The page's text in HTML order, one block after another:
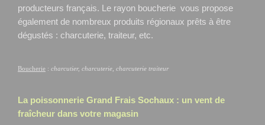
producteurs français. Le rayon boucherie vous propose
également de nombreux produits régionaux prêts à être
dégustés : charcuterie, traiteur, etc.
Boucherie : charcutier, charcuterie, charcuterie traiteur
La poissonnerie Grand Frais Sochaux : un vent de
fraîcheur dans votre magasin